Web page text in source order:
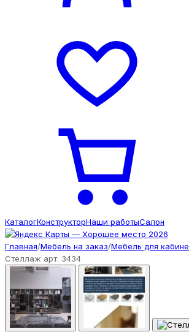
КаталогКонструкторНаши работыСалон
Главная/Мебель на заказ/Мебель для
Стеллаж арт. 3434